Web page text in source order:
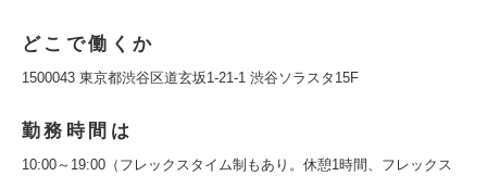
どこで働くか
1500043 東京都渋谷区道玄坂1-21-1 渋谷ソラスタ15F
勤務時間は
10:00～19:00（フレックスタイム制もあり。休憩1時間、フレックス